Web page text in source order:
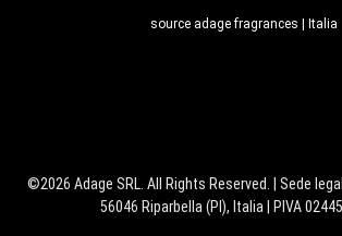
source adage fragrances | Italia
©2026 Adage SRL. All Rights Reserved. | Sede
56046 Riparbella (PI), Italia | PIVA